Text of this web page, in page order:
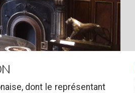
dont le représentant